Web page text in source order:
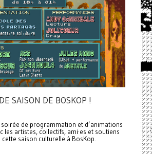
SAISON DE BOSKOP !
de programmation et d’animations
les artistes, collectifs, ami·es et soutiens
cette saison culturelle à BosKop.